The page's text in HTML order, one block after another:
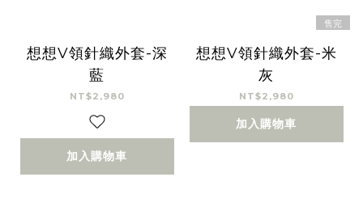
想想V領針織外套-深
藍
NT$2,980
加入購物車
售完
想想V領針織外套-米
灰
NT$2,980
加入購物車